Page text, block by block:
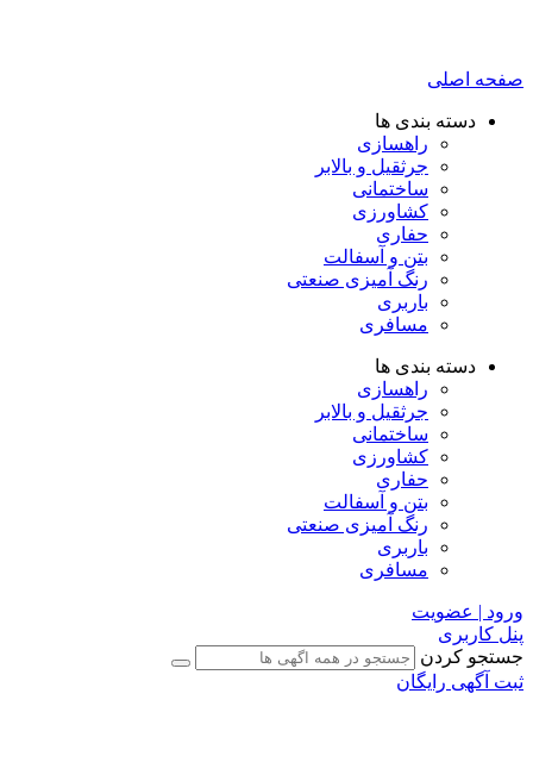
صفحه اصلی
دسته بندی ها
راهسازی
جرثقیل و بالابر
ساختمانی
کشاورزی
حفاری
بتن و آسفالت
رنگ آمیزی صنعتی
باربری
مسافری
دسته بندی ها
راهسازی
جرثقیل و بالابر
ساختمانی
کشاورزی
حفاری
بتن و آسفالت
رنگ آمیزی صنعتی
باربری
مسافری
ورود | عضویت
پنل کاربری
جستجو کردن
ثبت آگهی رایگان